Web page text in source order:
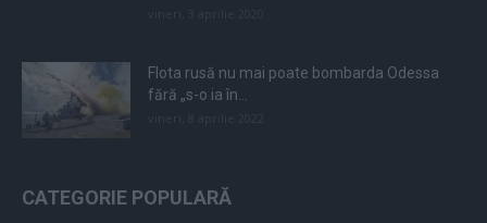
Flota rusă nu mai poate bombarda Odessa
fără „s-o ia în...
CATEGORIE POPULARĂ